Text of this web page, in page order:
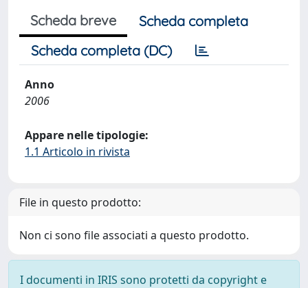
Scheda breve
Scheda completa
Scheda completa (DC)
Anno
2006
Appare nelle tipologie:
1.1 Articolo in rivista
File in questo prodotto:
Non ci sono file associati a questo prodotto.
I documenti in IRIS sono protetti da copyright e